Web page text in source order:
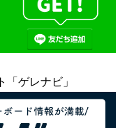
ゲレナビ」